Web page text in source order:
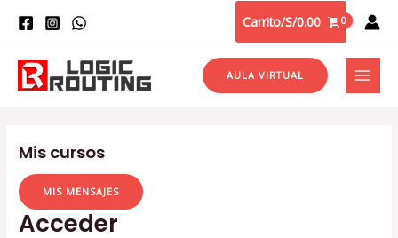
Carrito/S/0.00
AULA VIRTUAL
Mis cursos
MIS MENSAJES
Acceder